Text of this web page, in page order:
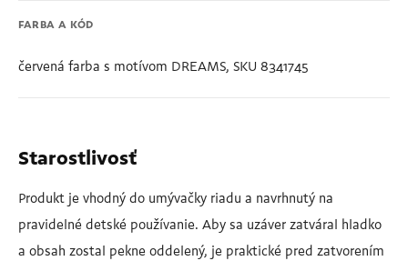
FARBA A KÓD
červená farba s motívom DREAMS, SKU 8341745
Starostlivosť
Produkt je vhodný do umývačky riadu a navrhnutý na
pravidelné detské používanie. Aby sa uzáver zatváral hladko
a obsah zostal pekne oddelený, je praktické pred zatvorením